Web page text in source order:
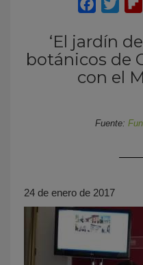
‘El jardín
botánicos de
con el
Fuente:
24 de enero de 2017